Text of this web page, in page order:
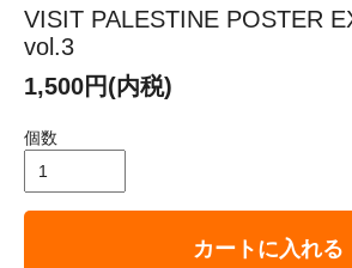
VISIT PALESTINE POSTER
vol.3
1,500円(内税)
個数
カートに入れる